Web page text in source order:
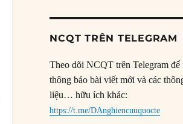
NCQT TRÊN TELEGRAM
Theo dõi NCQT trên Telegram để
thông báo bài viết mới và các
liệu… hữu ích khác:
https://t.me/DAnghiencuuquocte